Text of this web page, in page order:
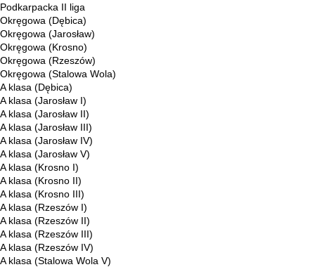
Podkarpacka II liga
Okręgowa (Dębica)
Okręgowa (Jarosław)
Okręgowa (Krosno)
Okręgowa (Rzeszów)
Okręgowa (Stalowa Wola)
A klasa (Dębica)
A klasa (Jarosław I)
A klasa (Jarosław II)
A klasa (Jarosław III)
A klasa (Jarosław IV)
A klasa (Jarosław V)
A klasa (Krosno I)
A klasa (Krosno II)
A klasa (Krosno III)
A klasa (Rzeszów I)
A klasa (Rzeszów II)
A klasa (Rzeszów III)
A klasa (Rzeszów IV)
A klasa (Stalowa Wola V)